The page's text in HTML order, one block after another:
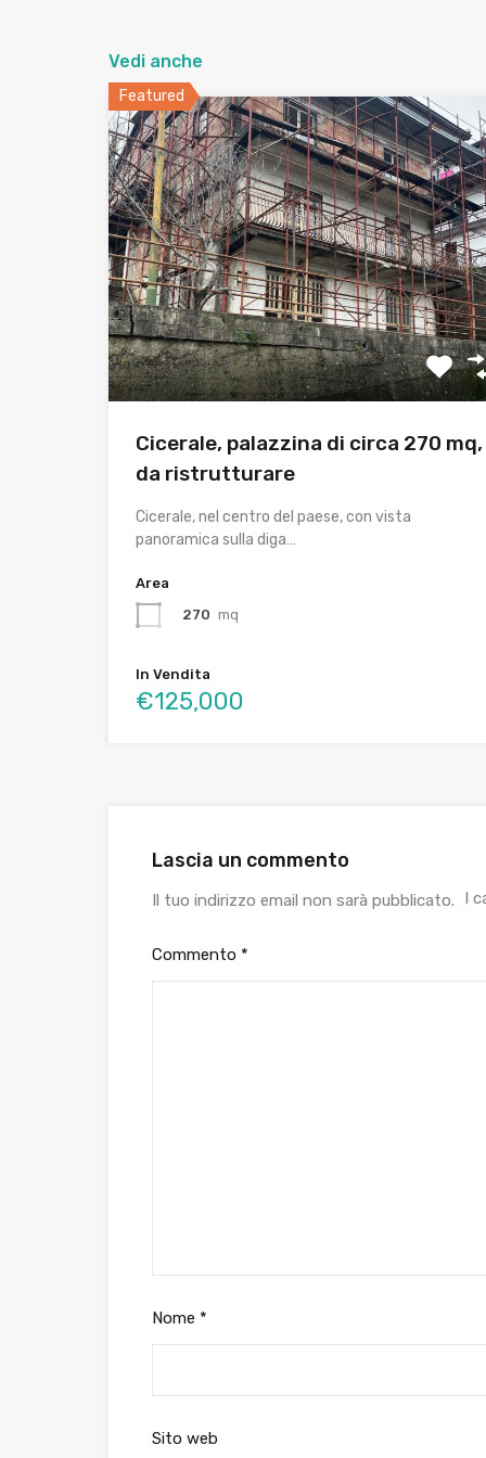
Vedi anche
Featured
Cicerale, palazzina di circa 270 mq,
da ristrutturare
Cicerale, nel centro del paese, con vista
panoramica sulla diga…
Area
270 mq
In Vendita
€125,000
Lascia un commento
Il tuo indirizzo email non sarà pubblicato. I
Commento *
Nome *
Sito web